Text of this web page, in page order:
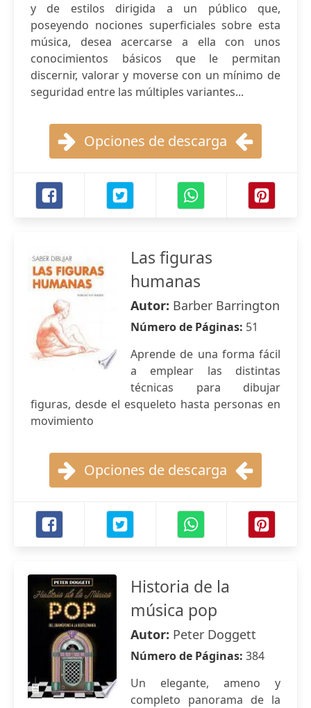
y de estilos dirigida a un público que,
poseyendo nociones superficiales sobre esta
música, desea acercarse a ella con unos
conocimientos básicos que le permitan
discernir, valorar y moverse con un mínimo de
seguridad entre las múltiples variantes...
Opciones de descarga
Las figuras
humanas
Autor: Barber Barrington
Número de Páginas: 51
Aprende de una forma fácil
a emplear las distintas
técnicas para dibujar
figuras, desde el esqueleto hasta personas en
movimiento
Opciones de descarga
Historia de la
música pop
Autor: Peter Doggett
Número de Páginas: 384
Un elegante, ameno y
completo panorama de la